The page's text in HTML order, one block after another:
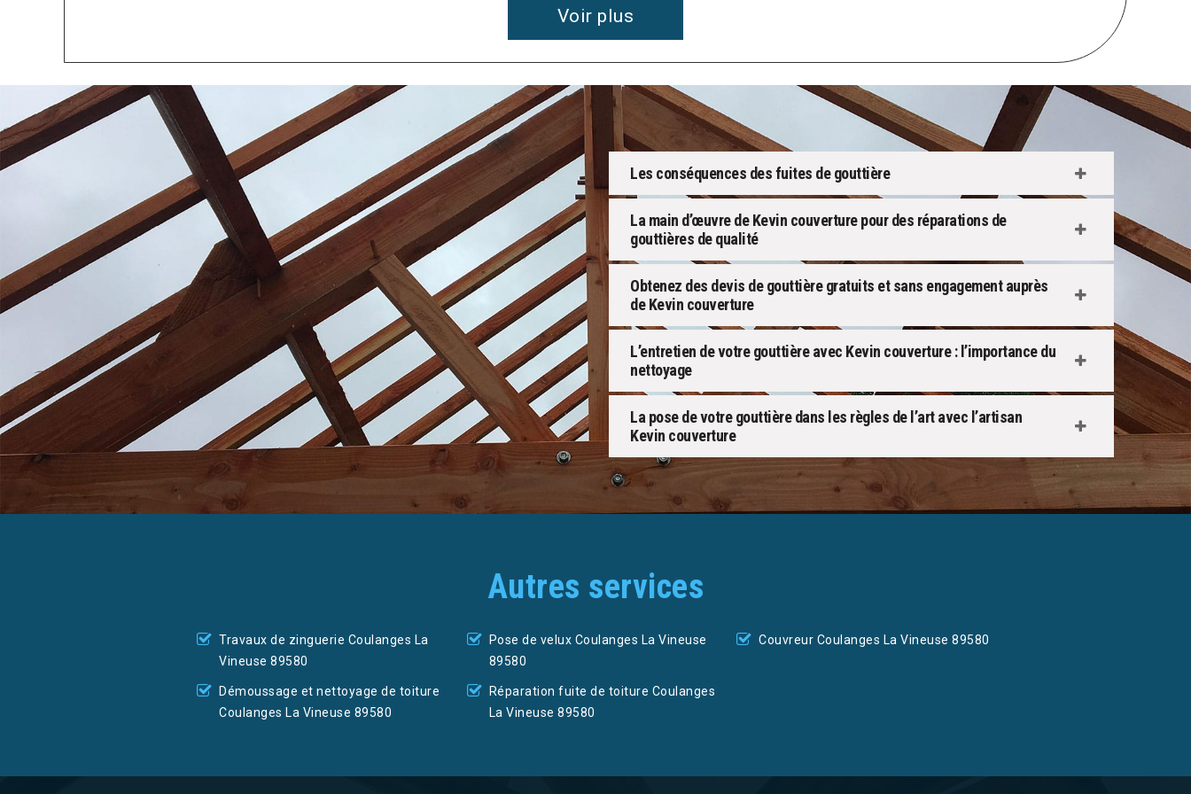
Voir plus
Les conséquences des fuites de gouttière
La main d’œuvre de Kevin couverture pour des réparations de
gouttières de qualité
Obtenez des devis de gouttière gratuits et sans engagement auprès
de Kevin couverture
L’entretien de votre gouttière avec Kevin couverture : l’importance du
nettoyage
La pose de votre gouttière dans les règles de l’art avec l’artisan
Kevin couverture
Autres services
Travaux de zinguerie Coulanges La
Vineuse 89580
Démoussage et nettoyage de toiture
Coulanges La Vineuse 89580
Pose de velux Coulanges La Vineuse
89580
Réparation fuite de toiture Coulanges
La Vineuse 89580
Couvreur Coulanges La Vineuse 89580